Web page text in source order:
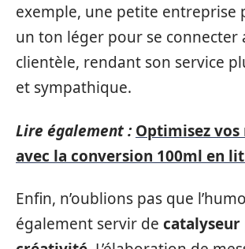
exemple, une petite entreprise
un ton léger pour se connecter
clientèle, rendant son service
et sympathique.
Lire également : Optimisez
avec la conversion 100ml en
Enfin, n’oublions pas que
également servir de catalyseur